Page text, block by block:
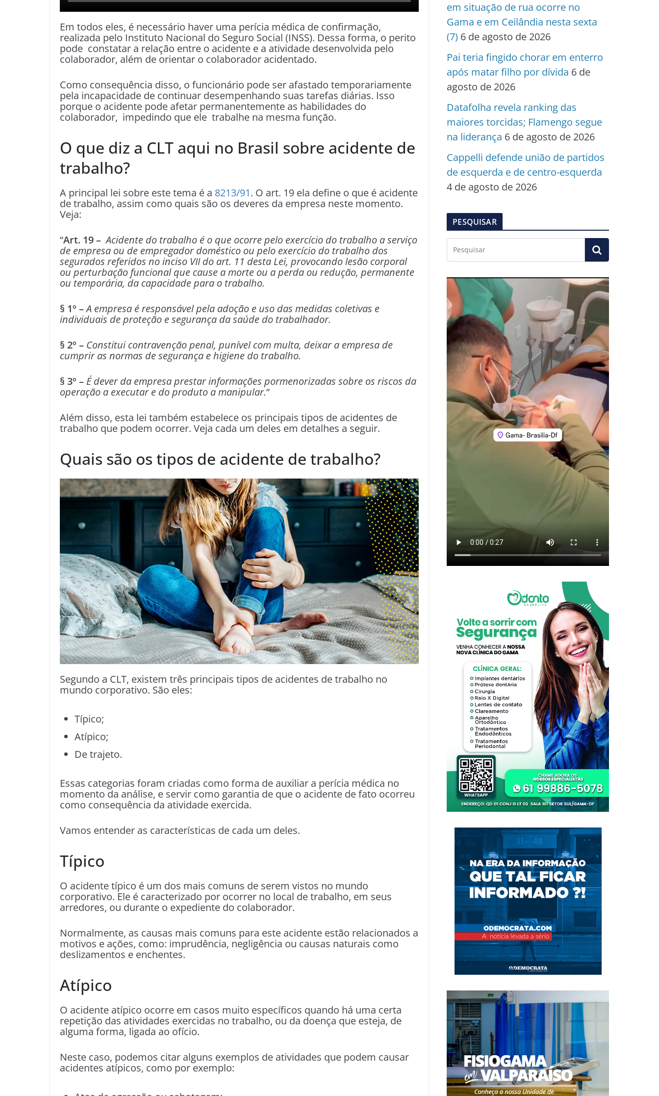
Em todos eles, é necessário haver uma perícia médica de confirmação,
realizada pelo Instituto Nacional do Seguro Social (INSS). Dessa forma, o perito
pode constatar a relação entre o acidente e a atividade desenvolvida pelo
colaborador, além de orientar o colaborador acidentado.
Como consequência disso, o funcionário pode ser afastado temporariamente
pela incapacidade de continuar desempenhando suas tarefas diárias. Isso
porque o acidente pode afetar permanentemente as habilidades do
colaborador, impedindo que ele trabalhe na mesma função.
O que diz a CLT aqui no Brasil sobre acidente de
trabalho?
A principal lei sobre este tema é a 8213/91. O art. 19 ela define o que é acidente
de trabalho, assim como quais são os deveres da empresa neste momento.
Veja:
“Art. 19 – Acidente do trabalho é o que ocorre pelo exercício do trabalho a serviço
de empresa ou de empregador doméstico ou pelo exercício do trabalho dos
segurados referidos no inciso VII do art. 11 desta Lei, provocando lesão corporal
ou perturbação funcional que cause a morte ou a perda ou redução, permanente
ou temporária, da capacidade para o trabalho.
§ 1º –A empresa é responsável pela adoção e uso das medidas coletivas e
individuais de proteção e segurança da saúde do trabalhador.
§ 2º – Constitui contravenção penal, punível com multa, deixar a empresa de
cumprir as normas de segurança e higiene do trabalho.
§ 3º – É dever da empresa prestar informações pormenorizadas sobre os riscos da
operação a executar e do produto a manipular.“
Além disso, esta lei também estabelece os principais tipos de acidentes de
trabalho que podem ocorrer. Veja cada um deles em detalhes a seguir.
Quais são os tipos de acidente de trabalho?
Segundo a CLT, existem três principais tipos de acidentes de trabalho no
mundo corporativo. São eles:
Típico;
Atípico;
De trajeto.
Essas categorias foram criadas como forma de auxiliar a perícia médica no
momento da análise, e servir como garantia de que o acidente de fato ocorreu
como consequência da atividade exercida.
Vamos entender as características de cada um deles.
Típico
O acidente típico é um dos mais comuns de serem vistos no mundo
corporativo. Ele é caracterizado por ocorrer no local de trabalho, em seus
arredores, ou durante o expediente do colaborador.
Normalmente, as causas mais comuns para este acidente estão relacionados a
motivos e ações, como: imprudência, negligência ou causas naturais como
deslizamentos e enchentes.
Atípico
O acidente atípico ocorre em casos muito específicos quando há uma certa
repetição das atividades exercidas no trabalho, ou da doença que esteja, de
alguma forma, ligada ao ofício.
Neste caso, podemos citar alguns exemplos de atividades que podem causar
acidentes atípicos, como por exemplo:
em situação de rua ocorre no
Gama e em Ceilândia nesta sexta
(7) 6 de agosto de 2026
Pai teria fingido chorar em enterro
após matar filho por dívida 6 de
agosto de 2026
Datafolha revela ranking das
maiores torcidas; Flamengo segue
na liderança 6 de agosto de 2026
Cappelli defende união de partidos
de esquerda e de centro-esquerda
4 de agosto de 2026
PESQUISAR